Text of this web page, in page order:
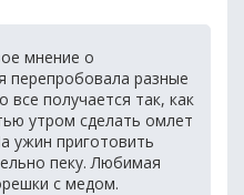
мнение о
перепробовала разные
все получается так, как
утром сделать омлет
ужин приготовить
пеку. Любимая
с медом.